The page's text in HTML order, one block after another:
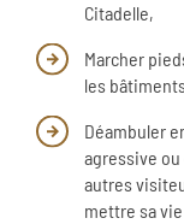
Citadelle,
Marcher
les
Déambuler
agressive ou
autres
mettre sa